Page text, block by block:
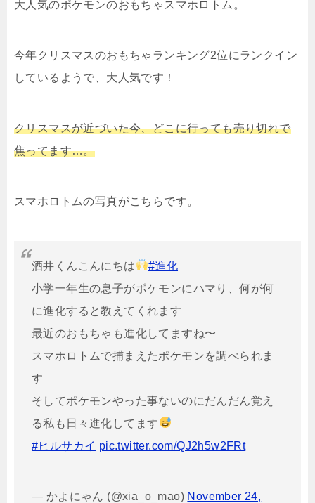
大人気のポケモンのおもちゃスマホロトム。
今年クリスマスのおもちゃランキング2位にランクイン
しているようで、大人気です！
クリスマスが近づいた今、どこに行っても売り切れで
焦ってます…。
スマホロトムの写真がこちらです。
酒井くんこんにちは
#進化
小学一年生の息子がポケモンにハマり、何が何
に進化すると教えてくれます
最近のおもちゃも進化してますね〜
スマホロトムで捕まえたポケモンを調べられま
す
そしてポケモンやった事ないのにだんだん覚え
る私も日々進化してます
#ヒルサカイ pic.twitter.com/QJ2h5w2FRt
— かよにゃん (@xia_o_mao) November 24,